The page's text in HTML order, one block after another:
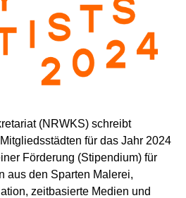
(NRWKS) schreibt
für das Jahr 2024
Förderung (Stipendium) für
aus den Sparten Malerei,
zeit­basierte Medien und